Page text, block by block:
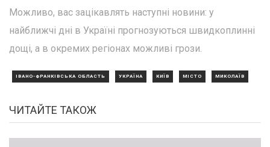
Можливо, вас зацікавлять наступні новини: у
найближчі дні в Україні прогнозуються швидкоплинні
дощі, а в окремих регіонах можливі грози.
ІВАНО-ФРАНКІВСЬКА ОБЛАСТЬ УКРАЇНА КИЇВ МІСТО МИКОЛАЇВ
ЧИТАЙТЕ ТАКОЖ